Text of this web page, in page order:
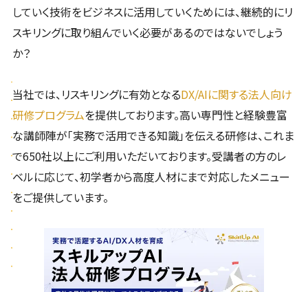
していく技術をビジネスに活用していくためには、継続的にリ
スキリングに取り組んでいく必要があるのではないでしょう
か？
当社では、リスキリングに有効となるDX/AIに関する法人向け
研修プログラムを提供しております。高い専門性と経験豊富
な講師陣が「実務で活用できる知識」を伝える研修は、これま
で650社以上にご利用いただいております。受講者の方のレ
ベルに応じて、初学者から高度人材にまで対応したメニュー
をご提供しています。